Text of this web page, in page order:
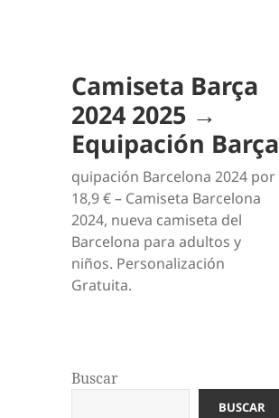
Camiseta Barça
2024 2025 →
Equipación Barça
quipación Barcelona 2024 por
18,9 € – Camiseta Barcelona
2024, nueva camiseta del
Barcelona para adultos y
niños. Personalización
Gratuita.
Buscar
BUSCAR